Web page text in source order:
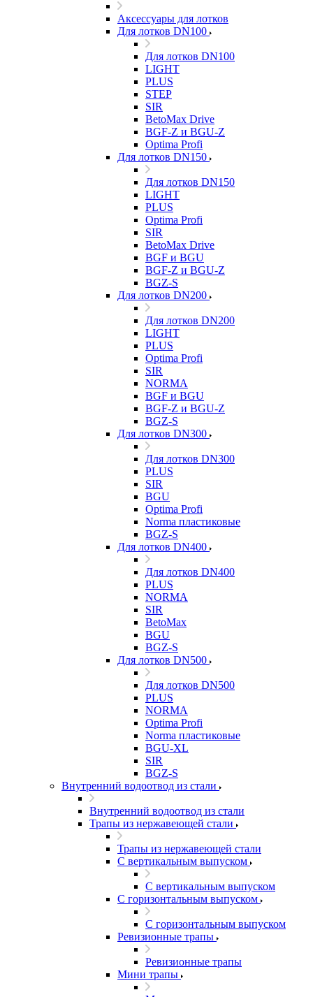
Аксессуары для лотков
Для лотков DN100
Для лотков DN100
LIGHT
PLUS
STEP
SIR
BetoMax Drive
BGF-Z и BGU-Z
Optima Profi
Для лотков DN150
Для лотков DN150
LIGHT
PLUS
Optima Profi
SIR
BetoMax Drive
BGF и BGU
BGF-Z и BGU-Z
BGZ-S
Для лотков DN200
Для лотков DN200
LIGHT
PLUS
Optima Profi
SIR
NORMA
BGF и BGU
BGF-Z и BGU-Z
BGZ-S
Для лотков DN300
Для лотков DN300
PLUS
SIR
BGU
Optima Profi
Norma пластиковые
BGZ-S
Для лотков DN400
Для лотков DN400
PLUS
NORMA
SIR
BetoMax
BGU
BGZ-S
Для лотков DN500
Для лотков DN500
PLUS
NORMA
Optima Profi
Norma пластиковые
BGU-XL
SIR
BGZ-S
Внутренний водоотвод из стали
Внутренний водоотвод из стали
Трапы из нержавеющей стали
Трапы из нержавеющей стали
С вертикальным выпуском
С вертикальным выпуском
С горизонтальным выпуском
С горизонтальным выпуском
Ревизионные трапы
Ревизионные трапы
Мини трапы